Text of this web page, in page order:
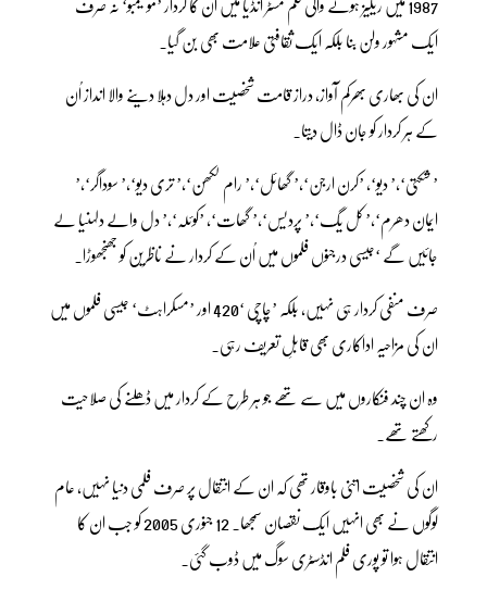
ایک مشہور ولن بنا بلکہ ایک ثقافتی علامت بھی بن گیا۔
ان کی بھاری بھرکم آواز، دراز قامت شخصیت اور دل دہلا دینے والا انداز اُن
کے ہر کردار کو جان ڈال دیتا۔
’ شکتی‘،’ دیو‘، ’کرن ارجن‘،’ گھائل‘،’ رام لکھن‘،’ تری دیو‘،’ سوداگر‘،’
ایمان دھرم‘،’ کل یگ‘،’ پردیس‘،’ گھات‘، ’کوئلہ‘،’ دل والے دلہنیا لے
جائیں گے ‘جیسی درجنوں فلموں میں اُن کے کردار نے ناظرین کو جھنجھوڑا۔
صرف منفی کردار ہی نہیں، بلکہ ’چاچی ‘420 اور ’مسکراہٹ‘ جیسی فلموں میں
ان کی مزاحیہ اداکاری بھی قابلِ تعریف رہی۔
وہ ان چند فنکاروں میں سے تھے جو ہر طرح کے کردار میں ڈھلنے کی صلاحیت
رکھتے تھے۔
ان کی شخصیت اتنی باوقار تھی کہ ان کے انتقال پر صرف فلمی دنیا نہیں، عام
لوگوں نے بھی انہیں ایک نقصان سمجھا۔ 12 جنوری 2005 کو جب ان کا
انتقال ہوا تو پوری فلم انڈسٹری سوگ میں ڈوب گئی۔